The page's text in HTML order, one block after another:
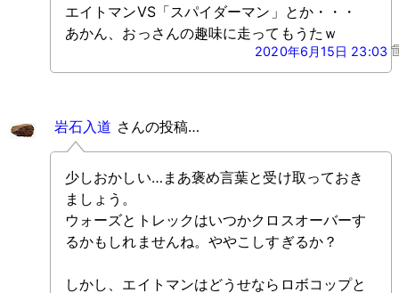
エイトマンVS「スパイダーマン」とか・・・
あかん、おっさんの趣味に走ってもうたｗ
2020年6月15日 23:03
岩石入道 さんの投稿…
少しおかしい…まあ褒め言葉と受け取っておき
ましょう。
ウォーズとトレックはいつかクロスオーバーす
るかもしれませんね。ややこしすぎるか？
しかし、エイトマンはどうせならロボコップと